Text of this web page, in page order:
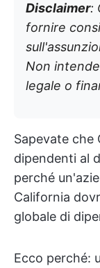
Disclaimer:
fornire
Non
legale o
Sapevate che
dipendenti al
perché
California
globale di
Ecco perché: